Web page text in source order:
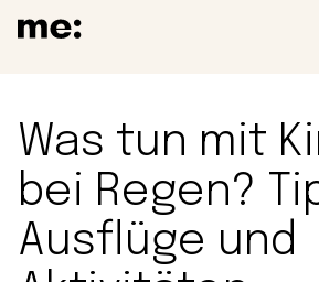
Was tun mit
bei Regen?
Ausflüge und